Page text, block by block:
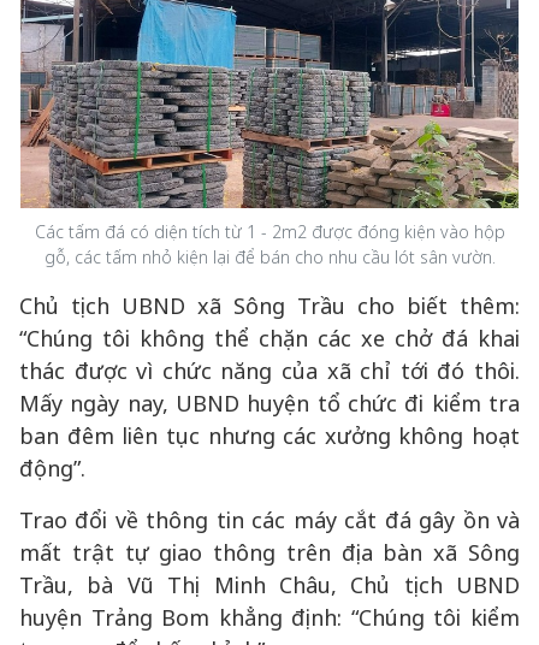
Các tấm đá có diện tích từ 1 - 2m2 được đóng kiện vào hộp
gỗ, các tấm nhỏ kiện lại để bán cho nhu cầu lót sân vườn.
Chủ tịch UBND xã Sông Trầu cho biết thêm:
“Chúng tôi không thể chặn các xe chở đá khai
thác được vì chức năng của xã chỉ tới đó thôi.
Mấy ngày nay, UBND huyện tổ chức đi kiểm tra
ban đêm liên tục nhưng các xưởng không hoạt
động”.
Trao đổi về thông tin các máy cắt đá gây ồn và
mất trật tự giao thông trên địa bàn xã Sông
Trầu, bà Vũ Thị Minh Châu, Chủ tịch UBND
huyện Trảng Bom khẳng định: “Chúng tôi kiểm